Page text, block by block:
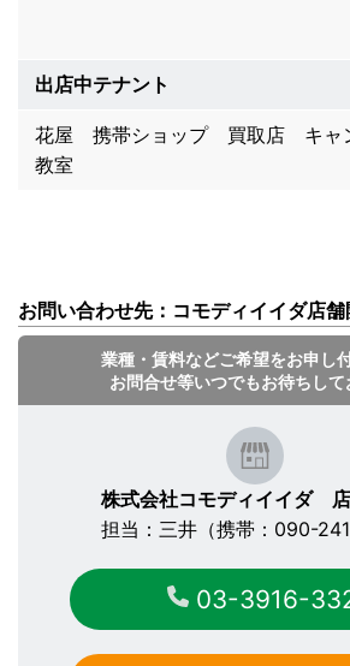
出店中テナント
花屋 携帯ショップ 買取店 キャ
教室
お問い合わせ先：コモディイイダ店
業種・賃料などご希望をお申し
お問合せ等いつでもお待ちして
株式会社コモディイイダ
担当：三井（携帯：090-
03-3916-